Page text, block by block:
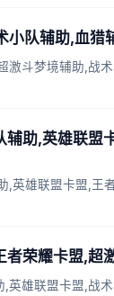
小队辅助,血猎
斗梦境辅助,战
助,英雄联盟
英雄联盟卡盟,王
荣耀卡盟,超
雄联盟卡盟,战